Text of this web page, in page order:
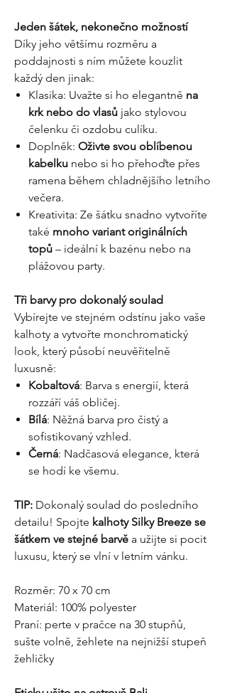
Jeden šátek, nekonečno možností
Díky jeho většímu rozměru a
poddajnosti s ním můžete kouzlit
každý den jinak:
Klasika: Uvažte si ho elegantně na
krk nebo do vlasů jako stylovou
čelenku či ozdobu culíku.
Doplněk: Oživte svou oblíbenou
kabelku nebo si ho přehoďte přes
ramena během chladnějšího letního
večera.
Kreativita: Ze šátku snadno vytvoříte
také mnoho variant originálních
topů – ideální k bazénu nebo na
plážovou party.
Tři barvy pro dokonalý soulad
Vybírejte ve stejném odstínu jako vaše
kalhoty a vytvořte monchromatický
look, který působí neuvěřitelně
luxusně:
Kobaltová: Barva s energií, která
rozzáří váš obličej.
Bílá: Něžná barva pro čistý a
sofistikovaný vzhled.
Černá: Nadčasová elegance, která
se hodí ke všemu.
TIP: Dokonalý soulad do posledního
detailu! Spojte kalhoty Silky Breeze se
šátkem ve stejné barvě a užijte si pocit
luxusu, který se vlní v letním vánku.
Rozměr: 70 x 70 cm
Materiál: 100% polyester
Praní: perte v pračce na 30 stupňů,
sušte volně, žehlete na nejnižší stupeň
žehličky